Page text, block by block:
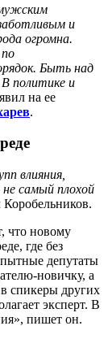
и
огромна.
Быть над
политике и
на ее
.
влияния,
самый плохой
что новому
где без
депутаты
новичку, а
спикеры других
эксперт. В
пишет он.